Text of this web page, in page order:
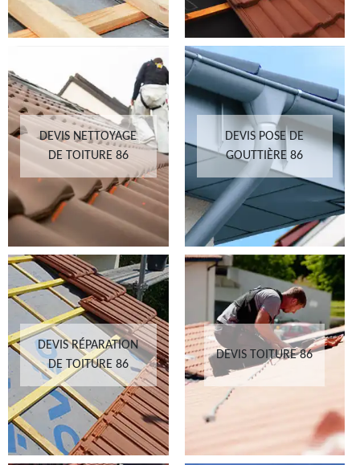
DEVIS NETTOYAGE
DE TOITURE 86
DEVIS POSE DE
GOUTTIÈRE 86
DEVIS RÉPARATION
DE TOITURE 86
DEVIS TOITURE 86